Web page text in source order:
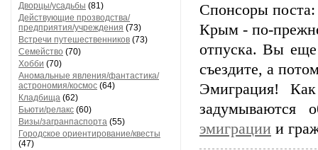
Дворцы/усадьбы (81)
Действующие прозводства/
предприятия/учреждения (73)
Встречи путешественников (73)
Семейство (70)
Хобби (70)
Аномальные явления/фантастика/
астрономия/космос (64)
Кладбища (62)
Бьюти/релакс (60)
Визы/загранпаспорта (55)
Городское ориентирование/квесты
(47)
Спонсоры поста:
Крым - по-
отпуска. Вы
съездите, а
Эмиграция!
эмиграции и